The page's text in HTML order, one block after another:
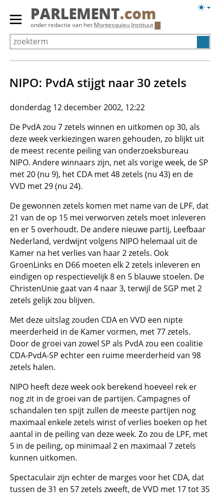
Overslaan
Primair
menu
tonen/verbergen
PARLEMENT.com
onder redactie van het Montesquieu Instituut
NIPO: PvdA stijgt naar 30 zetels
donderdag 12 december 2002, 12:22
De PvdA zou 7 zetels winnen en uitkomen op 30, als
deze week verkiezingen waren gehouden, zo blijkt uit
de meest recente peiling van onderzoeksbureau
NIPO. Andere winnaars zijn, net als vorige week, de SP
met 20 (nu 9), het CDA met 48 zetels (nu 43) en de
VVD met 29 (nu 24).
De gewonnen zetels komen met name van de LPF, dat
21 van de op 15 mei verworven zetels moet inleveren
en er 5 overhoudt. De andere nieuwe partij, Leefbaar
Nederland, verdwijnt volgens NIPO helemaal uit de
Kamer na het verlies van haar 2 zetels. Ook
GroenLinks en D66 moeten elk 2 zetels inleveren en
eindigen op respectievelijk 8 en 5 blauwe stoelen. De
ChristenUnie gaat van 4 naar 3, terwijl de SGP met 2
zetels gelijk zou blijven.
Met deze uitslag zouden CDA en VVD een nipte
meerderheid in de Kamer vormen, met 77 zetels.
Door de groei van zowel SP als PvdA zou een coalitie
CDA-PvdA-SP echter een ruime meerderheid van 98
zetels halen.
NIPO heeft deze week ook berekend hoeveel rek er
nog zit in de groei van de partijen. Campagnes of
schandalen ten spijt zullen de meeste partijen nog
maximaal enkele zetels winst of verlies boeken op het
aantal in de peiling van deze week. Zo zou de LPF, met
5 in de peiling, op minimaal 2 en maximaal 7 zetels
kunnen uitkomen.
Spectaculair zijn echter de marges voor het CDA, dat
tussen de 31 en 57 zetels zweeft, de VVD met 17 tot 35